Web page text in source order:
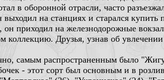
в оборонной отрасли, часто
на станциях и старался купить
приходил на железнодорожные
Друзья, узнав об
самым распространенным было
- этот сорт был основным и в